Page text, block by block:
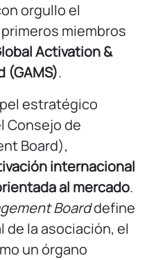
orgullo el
miembros
Activation &
(GAMS).
estratégico
Consejo de
Board),
internacional
al mercado.
Boarddefine
de la asociación, el
un órgano